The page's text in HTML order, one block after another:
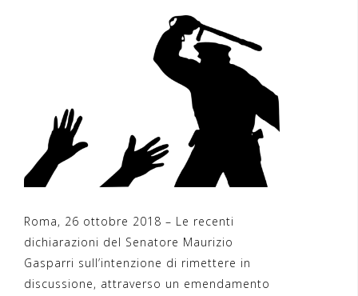
Roma, 26 ottobre 2018 – Le recenti
dichiarazioni del Senatore Maurizio
Gasparri sull’intenzione di rimettere in
discussione, attraverso un emendamento